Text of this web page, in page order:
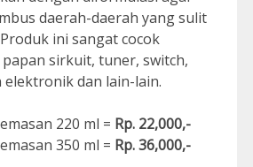
daerah-daerah yang sulit
ini sangat cocok
sirkuit, tuner, switch,
dan lain-lain.
220 ml = Rp. 22,000,-
350 ml = Rp. 36,000,-